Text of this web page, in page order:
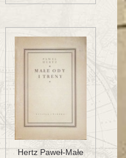
Hertz Paweł-Małe